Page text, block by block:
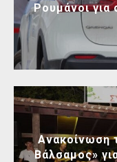
Ρουμάνοι για
Ανακοίνωση
Βάλσαμος»